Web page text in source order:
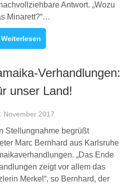
Antwort. „Wozu
Minarett?“…
Weiterlesen
Verhandlungen:
unser Land!
November 2017
Stellungnahme begrüßt
Marc Bernhard aus Karlsruhe
„Das Ende
zeigt vor allem das
Merkel“, so Bernhard, der